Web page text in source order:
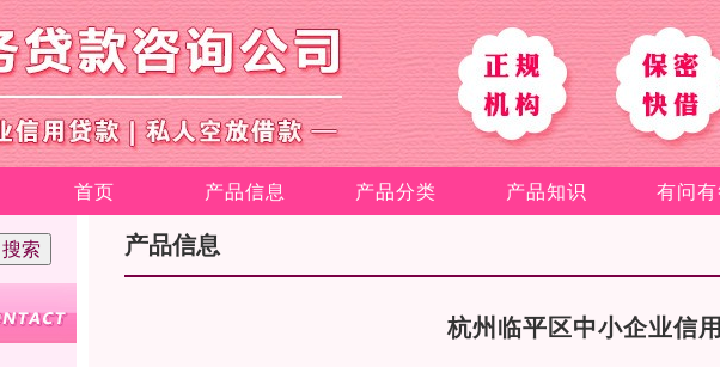
首页 产品信息 产品分类 产品知识 有问
产品信息
杭州临平区中小企业信